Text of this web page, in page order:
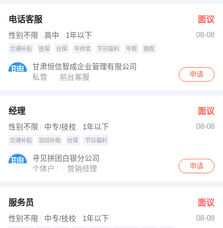
电话客服 面议
性别不限 高中 1年以下 08-08
交通补贴 医保 社保 年终奖 节日福利 年假 婚假
甘肃恒信智成企业管理有限公司
私营
前台客服 申请
经理 面议
性别不限 中专/技校 1年以下 08-08
交通补贴 加班补助 社保 节日福利
寻见拼团白银分公司
个体户
营销经理 申请
服务员 面议
性别不限 中专/技校 1年以下 08-08